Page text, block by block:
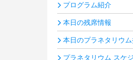
プログラム紹介
本日の残席情報
本日のプラネタリウ
プラネタリウム スケ